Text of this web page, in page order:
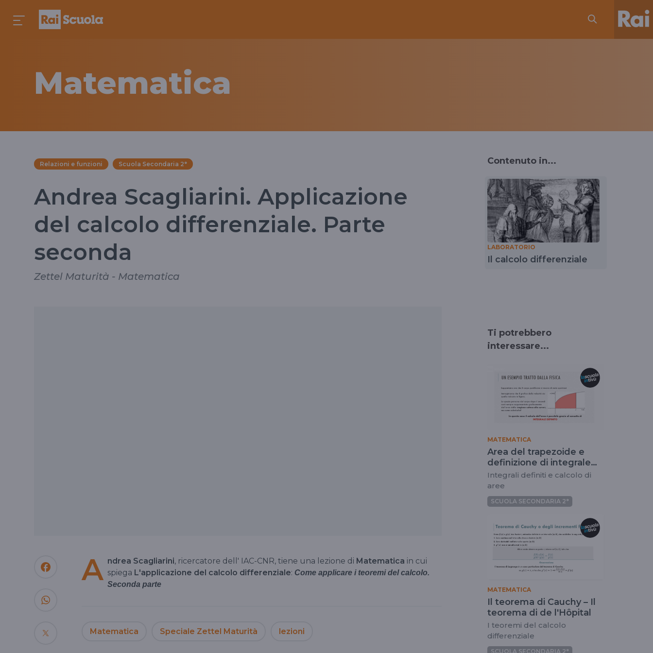
Matematica
Relazioni e funzioni Scuola Secondaria 2°
Andrea Scagliarini. Applicazione
del calcolo differenziale. Parte
seconda
Zettel Maturità - Matematica
A ndrea Scagliarini, ricercatore dell' IAC-CNR, tiene una lezione di Matematica in cui
spiega L'applicazione del calcolo differenziale: Come applicare i teoremi del calcolo.
Seconda parte
Matematica Speciale Zettel Maturità lezioni
Contenuto in...
LABORATORIO
Il calcolo differenziale
Ti potrebbero
interessare...
MATEMATICA
Area del trapezoide e
definizione di integrale
definito
Integrali definiti e calcolo di
aree
SCUOLA SECONDARIA 2°
MATEMATICA
Il teorema di Cauchy – Il
teorema di de l'Hôpital
I teoremi del calcolo
differenziale
SCUOLA SECONDARIA 2°